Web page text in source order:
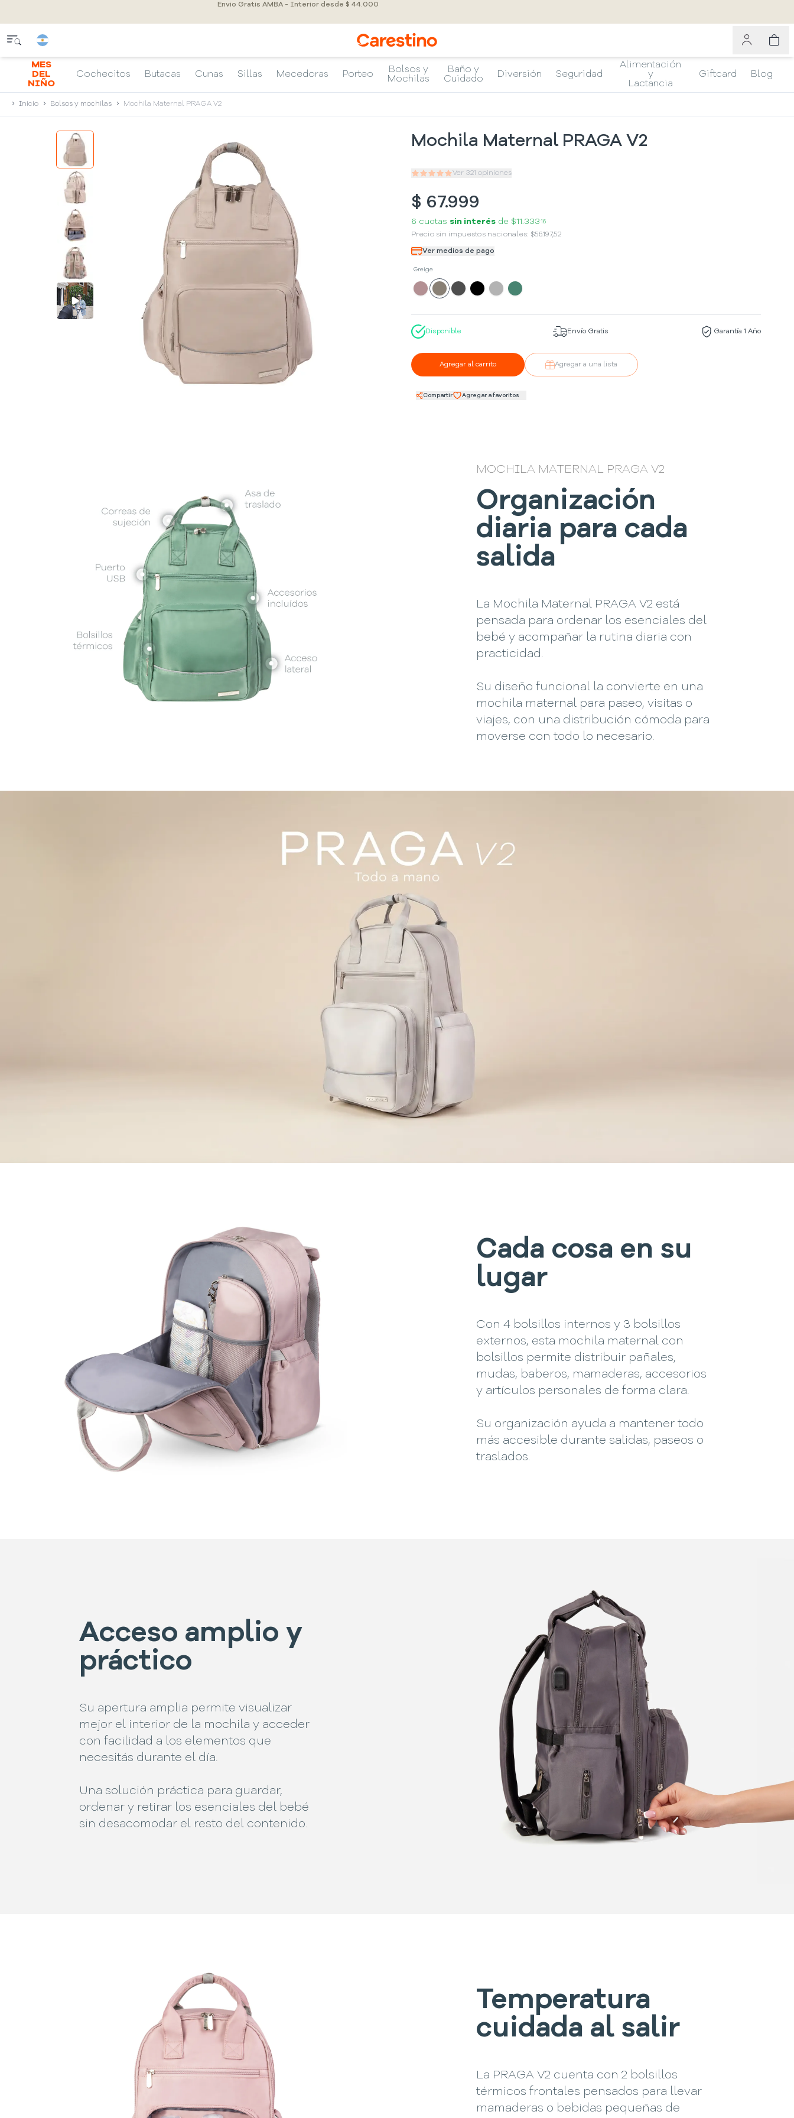
Envio Gratis AMBA - Interior desde $ 44.000
MES
DEL
NIÑO
Cochecitos Butacas Cunas Sillas Mecedoras Porteo
Bolsos y
Mochilas
Baño y
Cuidado
Diversión Seguridad
Alimentación
y
Lactancia
Giftcard Blog
Inicio Bolsos y mochilas Mochila Maternal PRAGA V2
Mochila Maternal PRAGA V2
Ver 321 opiniones
$ 67.999
6 cuotas sin interés de $11.333 16
Precio sin impuestos nacionales: $56.197,52
Ver medios de pago
Greige
Disponible Envío Gratis Garantía 1 Año
Agregar al carrito Agregar a una lista
Compartir Agregar a favoritos
MOCHILA MATERNAL PRAGA V2
Organización
diaria para cada
salida
La Mochila Maternal PRAGA V2 está
pensada para ordenar los esenciales del
bebé y acompañar la rutina diaria con
practicidad.
Su diseño funcional la convierte en una
mochila maternal para paseo, visitas o
viajes, con una distribución cómoda para
moverse con todo lo necesario.
Cada cosa en su
lugar
Con 4 bolsillos internos y 3 bolsillos
externos, esta mochila maternal con
bolsillos permite distribuir pañales,
mudas, baberos, mamaderas, accesorios
y artículos personales de forma clara.
Su organización ayuda a mantener todo
más accesible durante salidas, paseos o
traslados.
Acceso amplio y
práctico
Su apertura amplia permite visualizar
mejor el interior de la mochila y acceder
con facilidad a los elementos que
necesitás durante el día.
Una solución práctica para guardar,
ordenar y retirar los esenciales del bebé
sin desacomodar el resto del contenido.
Temperatura
cuidada al salir
La PRAGA V2 cuenta con 2 bolsillos
térmicos frontales pensados para llevar
mamaderas o bebidas pequeñas de